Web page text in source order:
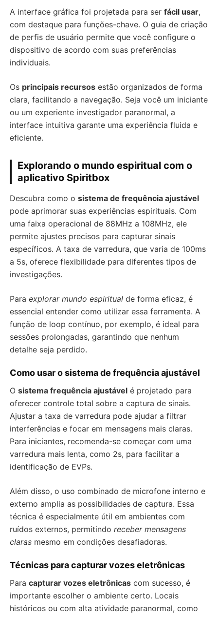
A interface gráfica foi projetada para ser fácil usar,
com destaque para funções-chave. O guia de criação
de perfis de usuário permite que você configure o
dispositivo de acordo com suas preferências
individuais.
Os principais recursos estão organizados de forma
clara, facilitando a navegação. Seja você um iniciante
ou um experiente investigador paranormal, a
interface intuitiva garante uma experiência fluida e
eficiente.
Explorando o mundo espiritual com o
aplicativo Spiritbox
Descubra como o sistema de frequência ajustável
pode aprimorar suas experiências espirituais. Com
uma faixa operacional de 88MHz a 108MHz, ele
permite ajustes precisos para capturar sinais
específicos. A taxa de varredura, que varia de 100ms
a 5s, oferece flexibilidade para diferentes tipos de
investigações.
Para explorar mundo espiritual de forma eficaz, é
essencial entender como utilizar essa ferramenta. A
função de loop contínuo, por exemplo, é ideal para
sessões prolongadas, garantindo que nenhum
detalhe seja perdido.
Como usar o sistema de frequência ajustável
O sistema frequência ajustável é projetado para
oferecer controle total sobre a captura de sinais.
Ajustar a taxa de varredura pode ajudar a filtrar
interferências e focar em mensagens mais claras.
Para iniciantes, recomenda-se começar com uma
varredura mais lenta, como 2s, para facilitar a
identificação de EVPs.
Além disso, o uso combinado de microfone interno e
externo amplia as possibilidades de captura. Essa
técnica é especialmente útil em ambientes com
ruídos externos, permitindo receber mensagens
claras mesmo em condições desafiadoras.
Técnicas para capturar vozes eletrônicas
Para capturar vozes eletrônicas com sucesso, é
importante escolher o ambiente certo. Locais
históricos ou com alta atividade paranormal, como